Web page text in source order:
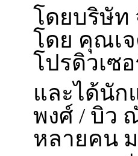
โดยบริษัท
โดย คุณเ
โปรดิวเซ
และได้นัก
พงศ์ / บิว
หลายคน